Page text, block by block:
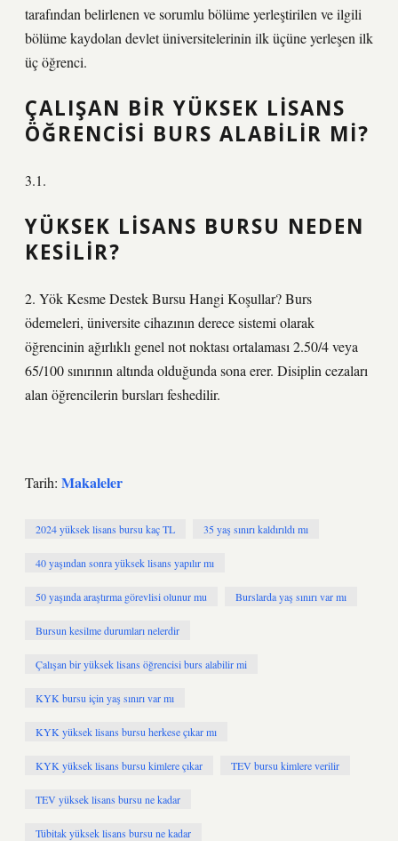
tarafından belirlenen ve sorumlu bölüme yerleştirilen ve ilgili
bölüme kaydolan devlet üniversitelerinin ilk üçüne yerleşen ilk
üç öğrenci.
ÇALIŞAN BIR YÜKSEK LISANS
ÖĞRENCISI BURS ALABILIR MI?
3.1.
YÜKSEK LISANS BURSU NEDEN
KESILIR?
2. Yök Kesme Destek Bursu Hangi Koşullar? Burs
ödemeleri, üniversite cihazının derece sistemi olarak
öğrencinin ağırlıklı genel not noktası ortalaması 2.50/4 veya
65/100 sınırının altında olduğunda sona erer. Disiplin cezaları
alan öğrencilerin bursları feshedilir.
Tarih: Makaleler
2024 yüksek lisans bursu kaç TL 35 yaş sınırı kaldırıldı mı
40 yaşından sonra yüksek lisans yapılır mı
50 yaşında araştırma görevlisi olunur mu Burslarda yaş sınırı var mı
Bursun kesilme durumları nelerdir
Çalışan bir yüksek lisans öğrencisi burs alabilir mi
KYK bursu için yaş sınırı var mı
KYK yüksek lisans bursu herkese çıkar mı
KYK yüksek lisans bursu kimlere çıkar TEV bursu kimlere verilir
TEV yüksek lisans bursu ne kadar
Tübitak yüksek lisans bursu ne kadar